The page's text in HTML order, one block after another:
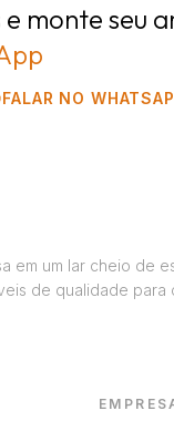
monte seu
FALAR NO
em um lar cheio de
de qualidade para